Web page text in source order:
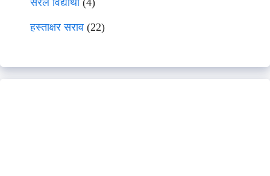
सरल विद्यार्थी(4)
हस्ताक्षर सराव (22)